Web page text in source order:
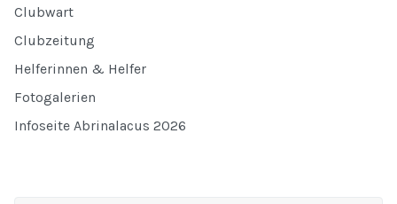
Clubwart
Clubzeitung
Helferinnen & Helfer
Fotogalerien
Infoseite Abrinalacus 2026